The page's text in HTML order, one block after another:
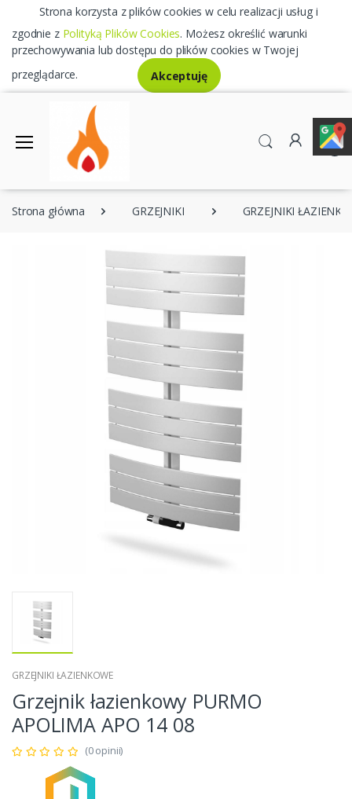
Strona korzysta z plików cookies w celu realizacji usług i
zgodnie z Polityką Plików Cookies. Możesz określić warunki
przechowywania lub dostępu do plików cookies w Twojej
przeglądarce.
Akceptuję
0
Strona główna GRZEJNIKI GRZEJNIKI
GRZEJNIKI ŁAZIENKOWE
Grzejnik łazienkowy PURMO
APOLIMA APO 14 08
(0 opinii)